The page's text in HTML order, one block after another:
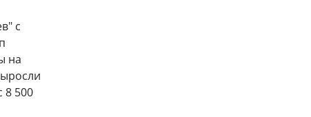
с
на
8 500